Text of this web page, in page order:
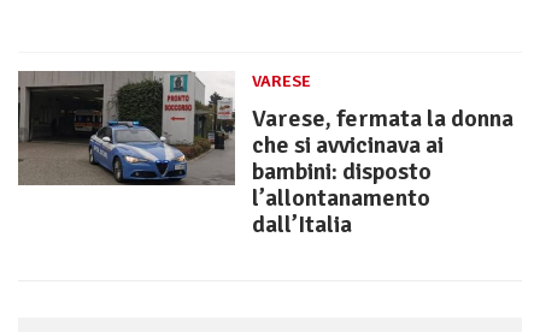
VARESE
Varese, fermata la donna
che si avvicinava ai
bambini: disposto
l’allontanamento
dall’Italia